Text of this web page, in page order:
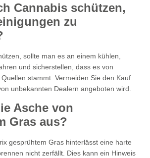
Cannabis schützen,
zu
sollte man es an einem kühlen,
und sicherstellen, dass es von
stammt. Vermeiden Sie den Kauf
unbekannten Dealern angeboten wird.
Asche von
Gras aus?
gesprühtem Gras hinterlässt eine harte
nicht zerfällt. Dies kann ein Hinweis